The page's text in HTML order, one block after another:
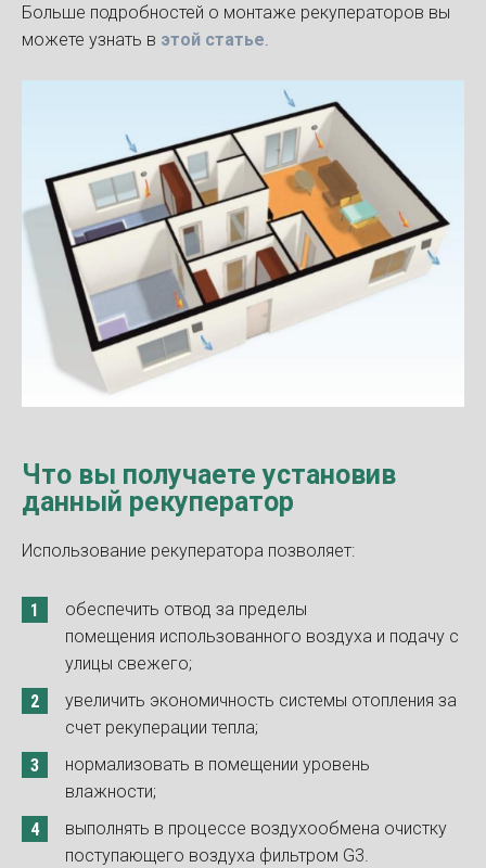
Больше подробностей о монтаже рекуператоров вы
можете узнать в этой статье.
Что вы получаете установив
данный рекуператор
Использование рекуператора позволяет:
обеспечить отвод за пределы
помещения использованного воздуха и подачу с
улицы свежего;
увеличить экономичность системы отопления за
счет рекуперации тепла;
нормализовать в помещении уровень
влажности;
выполнять в процессе воздухообмена очистку
поступающего воздуха фильтром G3.